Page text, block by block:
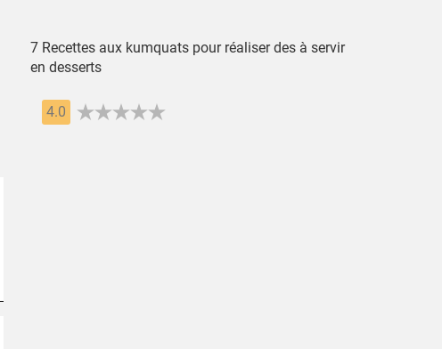
7 Recettes aux kumquats pour réaliser des à servir
en desserts
4.0